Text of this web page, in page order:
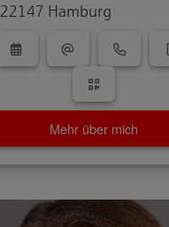
22147 Hamburg
Mehr über mich